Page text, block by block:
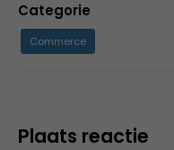
Categorie
Commerce
Plaats reactie